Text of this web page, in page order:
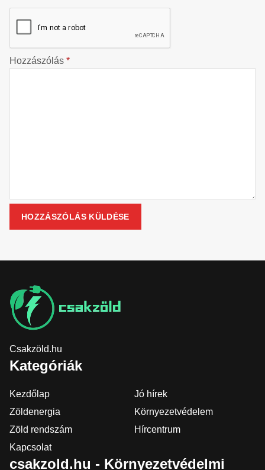
Hozzászólás *
Csakzöld.hu
Kategóriák
Kezdőlap
Jó hírek
Zöldenergia
Környezetvédelem
Zöld rendszám
Hírcentrum
Kapcsolat
csakzold.hu - Környezetvédelmi